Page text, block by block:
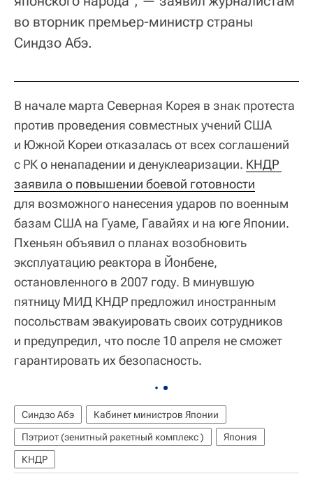
во вторник премьер-министр страны
Синдзо Абэ.
В начале марта Северная Корея в знак протеста
против проведения совместных учений США
и Южной Кореи отказалась от всех соглашений
с РК о ненападении и денуклеаризации. КНДР
заявила о повышении боевой готовности
для возможного нанесения ударов по военным
базам США на Гуаме, Гавайях и на юге Японии.
Пхеньян объявил о планах возобновить
эксплуатацию реактора в Йонбене,
остановленного в 2007 году. В минувшую
пятницу МИД КНДР предложил иностранным
посольствам эвакуировать своих сотрудников
и предупредил, что после 10 апреля не сможет
гарантировать их безопасность.
Синдзо Абэ
Кабинет министров Японии
Пэтриот (зенитный ракетный комплекс )
Япония
КНДР